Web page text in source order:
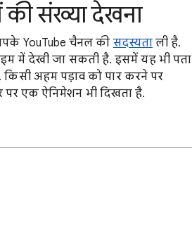
संख्या देखना
YouTube चैनल की सदस्यता ली है.
में देखी जा सकती है. इसमें यह भी पता
अहम पड़ाव को पार करने पर
एक ऐनिमेशन भी दिखता है.